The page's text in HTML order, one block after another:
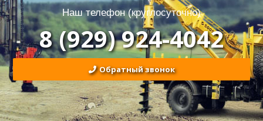
Наш телефон (круглосуточно)
8 (929) 924-4042
Обратный звонок